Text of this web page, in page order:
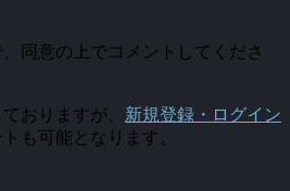
同意の上でコメントしてくださ
おりますが、 新規登録・ログイン
も可能となります。